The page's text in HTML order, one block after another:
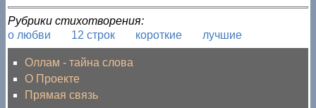
Рубрики стихотворения:
о любви
12 строк короткие лучшие
Оллам - тайна слова
О Проекте
Прямая связь